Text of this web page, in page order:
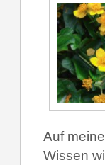
Auf mei
Wissen